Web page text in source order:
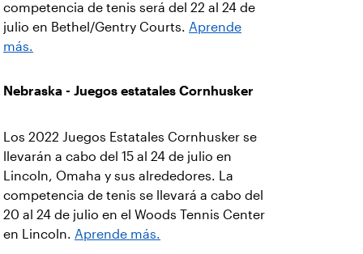
competencia de tenis será del 22 al 24 de
julio en Bethel/Gentry Courts. Aprende
más.
Nebraska - Juegos estatales Cornhusker
Los 2022 Juegos Estatales Cornhusker se
llevarán a cabo del 15 al 24 de julio en
Lincoln, Omaha y sus alrededores. La
competencia de tenis se llevará a cabo del
20 al 24 de julio en el Woods Tennis Center
en Lincoln. Aprende más.